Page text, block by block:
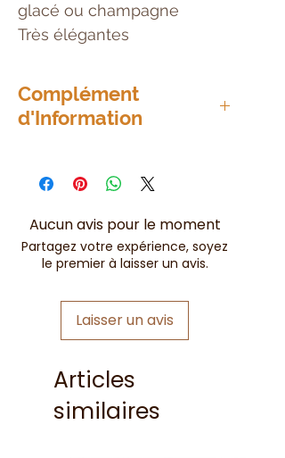
glacé ou champagne
Très élégantes
Complément
d'Information
Aucun avis pour le moment
Partagez votre expérience, soyez
le premier à laisser un avis.
Laisser un avis
Articles
similaires